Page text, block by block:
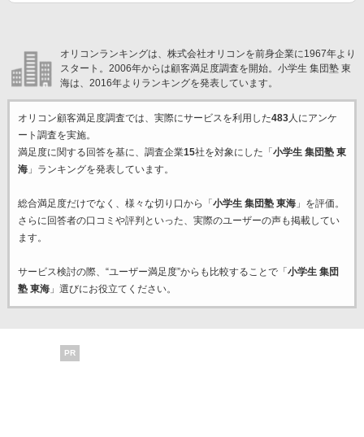
オリコンランキングは、株式会社オリコンを前身企業に1967年より
スタート。2006年からは顧客満足度調査を開始。小学生 集団塾 東
海は、2016年よりランキングを発表しています。
オリコン顧客満足度調査では、実際にサービスを利用した483人にアンケ
ート調査を実施。
満足度に関する回答を基に、調査企業15社を対象にした「 小学生 集団塾 東
海」ランキングを発表しています。
総合満足度だけでなく、様々な切り口から「 小学生 集団塾 東海」を評価。
さらに回答者の口コミや評判といった、実際のユーザーの声も掲載してい
ます。
サービス検討の際、“ユーザー満足度”からも比較することで「 小学生 集団
塾 東海」選びにお役立てください。
PR